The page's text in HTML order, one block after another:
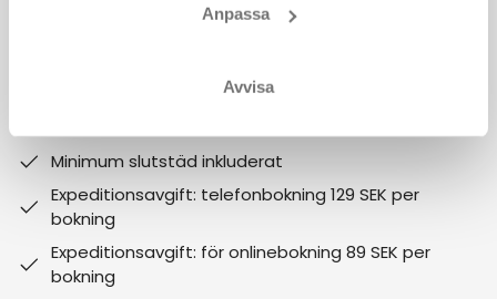
Anpassa
Avvisa
Varför boka med Risskov Bilsemester? Spara mer!
Minimum slutstäd inkluderat
Expeditionsavgift: telefonbokning 129 SEK per
bokning
Expeditionsavgift: för onlinebokning 89 SEK per
bokning